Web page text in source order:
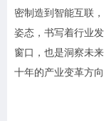
密制造到智能互联
姿态，书写着行业
窗口，也是洞察未
十年的产业变革方向